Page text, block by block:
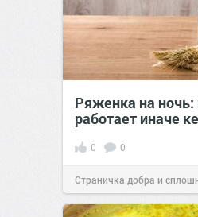
Ряженка на ночь:
работает иначе
0 0
Страничка добра и
позитива!00:28Вчера